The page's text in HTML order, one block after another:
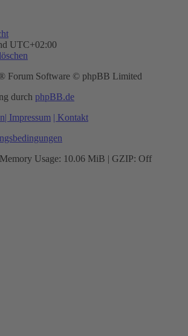
UTC+02:00
Forum Software © phpBB Limited
durch phpBB.de
| Impressum | Kontakt
Usage: 10.06 MiB | GZIP: Off